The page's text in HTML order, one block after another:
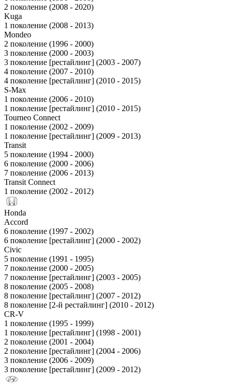
2 поколение (2008 - 2020)
Kuga
1 поколение (2008 - 2013)
Mondeo
2 поколение (1996 - 2000)
3 поколение (2000 - 2003)
3 поколение [рестайлинг] (2003 - 2007)
4 поколение (2007 - 2010)
4 поколение [рестайлинг] (2010 - 2015)
S-Max
1 поколение (2006 - 2010)
1 поколение [рестайлинг] (2010 - 2015)
Tourneo Connect
1 поколение (2002 - 2009)
1 поколение [рестайлинг] (2009 - 2013)
Transit
5 поколение (1994 - 2000)
6 поколение (2000 - 2006)
7 поколение (2006 - 2013)
Transit Connect
1 поколение (2002 - 2012)
Honda
Accord
6 поколение (1997 - 2002)
6 поколение [рестайлинг] (2000 - 2002)
Civic
5 поколение (1991 - 1995)
7 поколение (2000 - 2005)
7 поколение [рестайлинг] (2003 - 2005)
8 поколение (2005 - 2008)
8 поколение [рестайлинг] (2007 - 2012)
8 поколение [2-й рестайлинг] (2010 - 2012)
CR-V
1 поколение (1995 - 1999)
1 поколение [рестайлинг] (1998 - 2001)
2 поколение (2001 - 2004)
2 поколение [рестайлинг] (2004 - 2006)
3 поколение (2006 - 2009)
3 поколение [рестайлинг] (2009 - 2012)